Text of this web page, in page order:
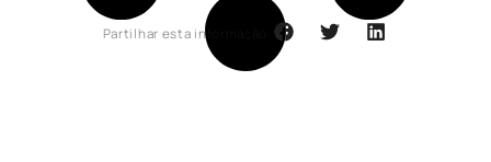
Partilhar esta informação: